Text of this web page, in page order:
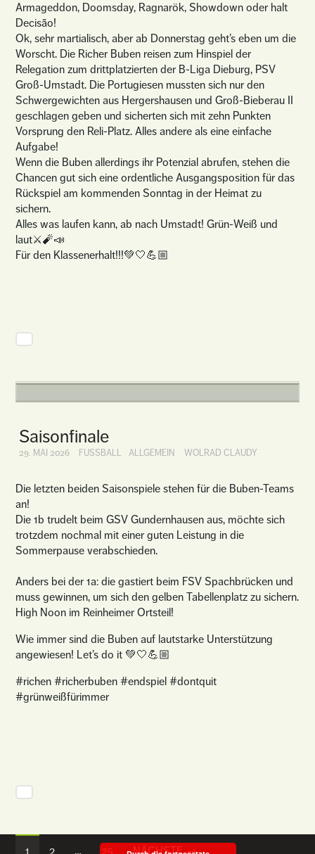
Armageddon, Doomsday, Ragnarök, Showdown oder halt
Decisão!
Ok, sehr martialisch, aber ab Donnerstag geht’s eben um die
Worscht. Die Richer Buben reisen zum Hinspiel der
Relegation zum drittplatzierten der B-Liga Dieburg, PSV
Groß-Umstadt. Die Portugiesen mussten sich nur den
Schwergewichten aus Hergershausen und Groß-Bieberau II
geschlagen geben und sicherten sich mit zehn Punkten
Vorsprung den Reli-Platz. Alles andere als eine einfache
Aufgabe!
Wenn die Buben allerdings ihr Potenzial abrufen, stehen die
Chancen gut sich eine ordentliche Ausgangsposition für das
Rückspiel am kommenden Sonntag in der Heimat zu
sichern.
Alles was laufen kann, ab nach Umstadt! Grün-Weiß und
laut⚔️🧨📣
Für den Klassenerhalt!!!💚🤍💪🏼
Saisonfinale
29. MAI 2026 FUSSBALL ALLGEMEIN WOLRAD CLAUDY
Die letzten beiden Saisonspiele stehen für die Buben-Teams
an!
Die 1b trudelt beim GSV Gundernhausen aus, möchte sich
trotzdem nochmal mit einer guten Leistung in die
Sommerpause verabschieden.
Anders bei der 1a: die gastiert beim FSV Spachbrücken und
muss gewinnen, um sich den gelben Tabellenplatz zu sichern.
High Noon im Reinheimer Ortsteil!
Wie immer sind die Buben auf lautstarke Unterstützung
angewiesen! Let’s do it 💚🤍💪🏼
#richen #richerbuben #endspiel #dontquit
#grünweißfürimmer
1 2 … 25 NÄCHSTE →